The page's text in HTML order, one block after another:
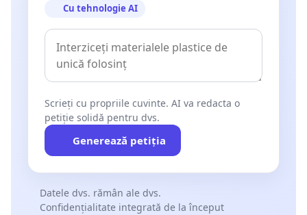
Cu tehnologie AI
Scrieți cu propriile cuvinte. AI va redacta o
petiție solidă pentru dvs.
Generează petiția
Datele dvs. rămân ale dvs.
Confidențialitate integrată de la început